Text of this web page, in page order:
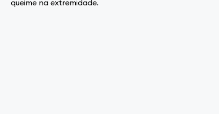
queime na extremidade.